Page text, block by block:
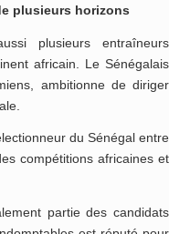
plusieurs horizons
plusieurs entraîneurs
africain. Le Sénégalais
ambitionne de diriger
du Sénégal entre
compétitions africaines et
partie des candidats